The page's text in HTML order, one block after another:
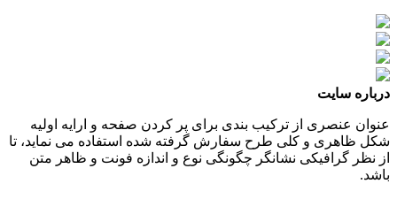
درباره سایت
عنوان عنصری از ترکیب بندی برای پر کردن صفحه و ارایه اولیه
شکل ظاهری و کلی طرح سفارش گرفته شده استفاده می نماید، تا
از نظر گرافیکی نشانگر چگونگی نوع و اندازه فونت و ظاهر متن
باشد.